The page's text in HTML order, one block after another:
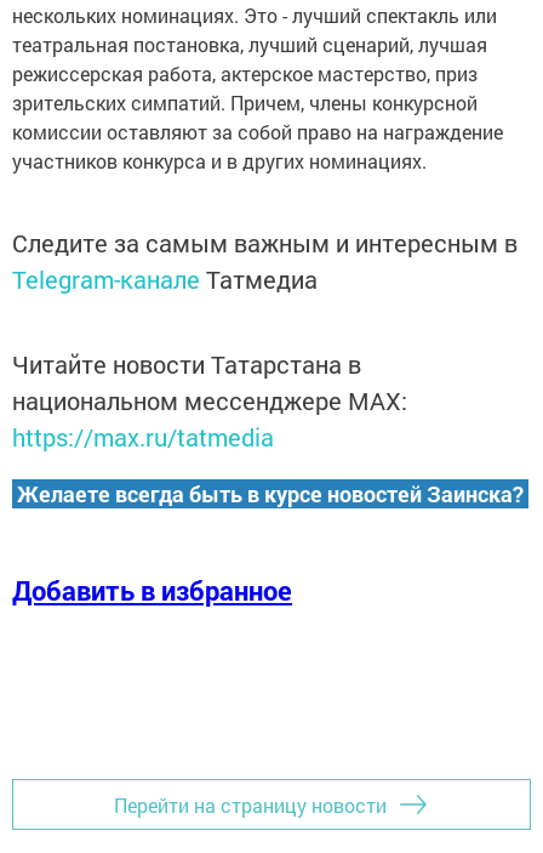
нескольких номинациях. Это - лучший спектакль или
театральная постановка, лучший сценарий, лучшая
режиссерская работа, актерское мастерство, приз
зрительских симпатий. Причем, члены конкурсной
комиссии оставляют за собой право на награждение
участников конкурса и в других номинациях.
Следите за самым важным и интересным в
Telegram-канале Татмедиа
Читайте новости Татарстана в
национальном мессенджере MАХ:
https://max.ru/tatmedia
Желаете всегда быть в курсе новостей Заинска?
Добавить в избранное
Перейти на страницу новости